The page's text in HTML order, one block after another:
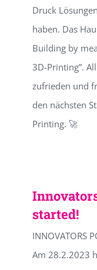
Druck
haben. Das
Building by
3D-Printing”.
zufrieden und
den nächsten
Printing. 🚀
started!
INNOVATORS
Am 28.2.2023